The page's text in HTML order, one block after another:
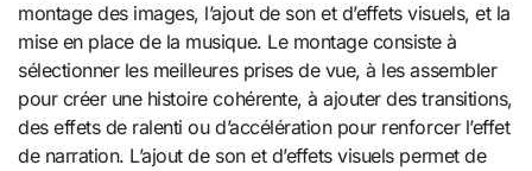
montage des images, l’ajout de son et d’effets visuels, et la
mise en place de la musique. Le montage consiste à
sélectionner les meilleures prises de vue, à les assembler
pour créer une histoire cohérente, à ajouter des transitions,
des effets de ralenti ou d’accélération pour renforcer l’effet
de narration. L’ajout de son et d’effets visuels permet de